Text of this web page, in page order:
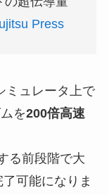
Press
ミュレータ上で
を200倍高速
る前段階で大
可能になりま